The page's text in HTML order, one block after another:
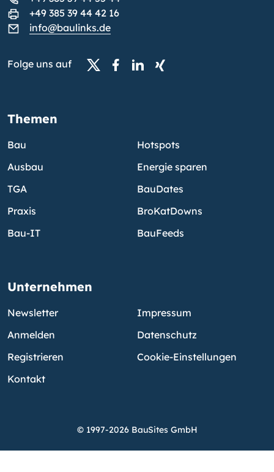
+49 385 39 44 42 16
info@baulinks.de
Folge uns auf
Themen
Bau
Ausbau
TGA
Praxis
Bau-IT
Hotspots
Energie sparen
BauDates
BroKatDowns
BauFeeds
Unternehmen
Newsletter
Anmelden
Registrieren
Kontakt
Impressum
Datenschutz
Cookie-Einstellungen
© 1997-2026 BauSites GmbH